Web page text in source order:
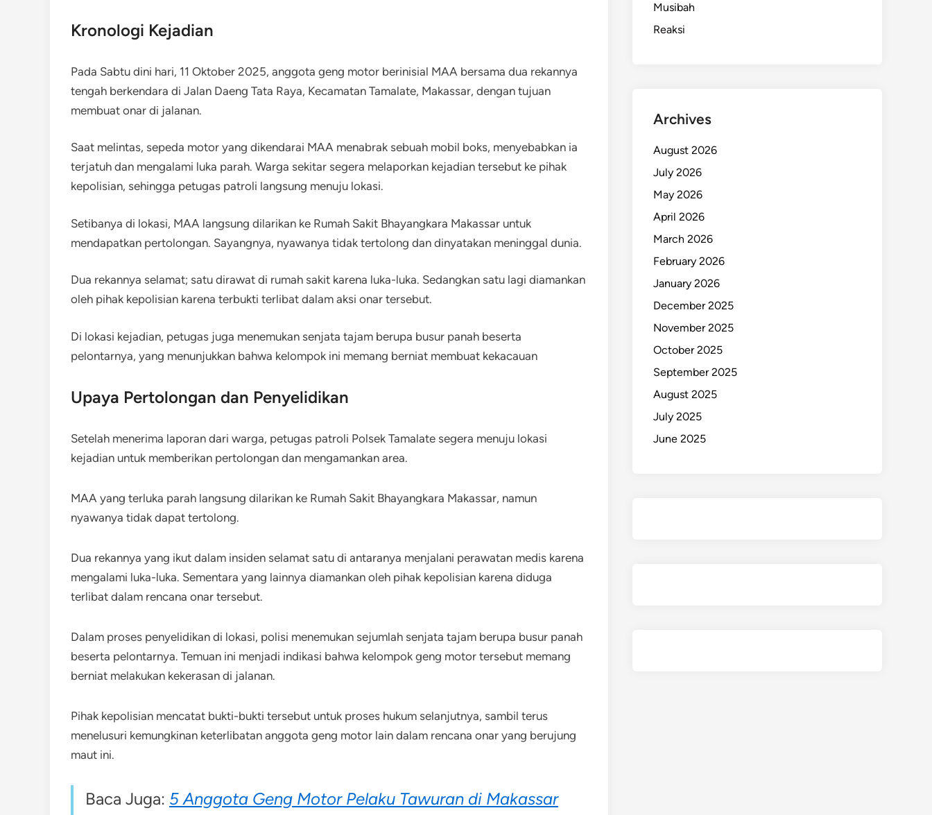
Kronologi Kejadian
Pada Sabtu dini hari, 11 Oktober 2025, anggota geng motor berinisial MAA bersama dua rekannya
tengah berkendara di Jalan Daeng Tata Raya, Kecamatan Tamalate, Makassar, dengan tujuan
membuat onar di jalanan.
Saat melintas, sepeda motor yang dikendarai MAA menabrak sebuah mobil boks, menyebabkan ia
terjatuh dan mengalami luka parah. Warga sekitar segera melaporkan kejadian tersebut ke pihak
kepolisian, sehingga petugas patroli langsung menuju lokasi.
Setibanya di lokasi, MAA langsung dilarikan ke Rumah Sakit Bhayangkara Makassar untuk
mendapatkan pertolongan. Sayangnya, nyawanya tidak tertolong dan dinyatakan meninggal dunia.
Dua rekannya selamat; satu dirawat di rumah sakit karena luka-luka. Sedangkan satu lagi diamankan
oleh pihak kepolisian karena terbukti terlibat dalam aksi onar tersebut.
Di lokasi kejadian, petugas juga menemukan senjata tajam berupa busur panah beserta
pelontarnya, yang menunjukkan bahwa kelompok ini memang berniat membuat kekacauan
Upaya Pertolongan dan Penyelidikan
Setelah menerima laporan dari warga, petugas patroli Polsek Tamalate segera menuju lokasi
kejadian untuk memberikan pertolongan dan mengamankan area.
MAA yang terluka parah langsung dilarikan ke Rumah Sakit Bhayangkara Makassar, namun
nyawanya tidak dapat tertolong.
Dua rekannya yang ikut dalam insiden selamat satu di antaranya menjalani perawatan medis karena
mengalami luka-luka. Sementara yang lainnya diamankan oleh pihak kepolisian karena diduga
terlibat dalam rencana onar tersebut.
Dalam proses penyelidikan di lokasi, polisi menemukan sejumlah senjata tajam berupa busur panah
beserta pelontarnya. Temuan ini menjadi indikasi bahwa kelompok geng motor tersebut memang
berniat melakukan kekerasan di jalanan.
Pihak kepolisian mencatat bukti-bukti tersebut untuk proses hukum selanjutnya, sambil terus
menelusuri kemungkinan keterlibatan anggota geng motor lain dalam rencana onar yang berujung
maut ini.
Baca Juga: 5 Anggota Geng Motor Pelaku Tawuran di Makassar
Musibah
Reaksi
Archives
August 2026
July 2026
May 2026
April 2026
March 2026
February 2026
January 2026
December 2025
November 2025
October 2025
September 2025
August 2025
July 2025
June 2025